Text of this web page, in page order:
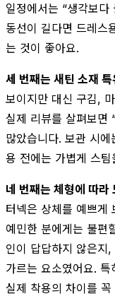
일정에서는 “생각보
동선이 길다면 드레스
는 것이 좋아요.
세 번째는 새틴 소재
보이지만 대신 구김,
실제 리뷰를 살펴보면
많았습니다. 보관 시
용 전에는 가볍게 스
네 번째는 체형에 따라
터넥은 상체를 예쁘게
예민한 분에게는 불편
인이 답답하지 않은지
가르는 요소였어요.
실제 착용의 차이를 꼭